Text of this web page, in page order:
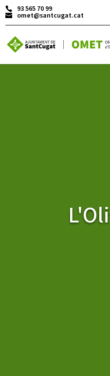
93 565 70 99
omet@santcugat.cat